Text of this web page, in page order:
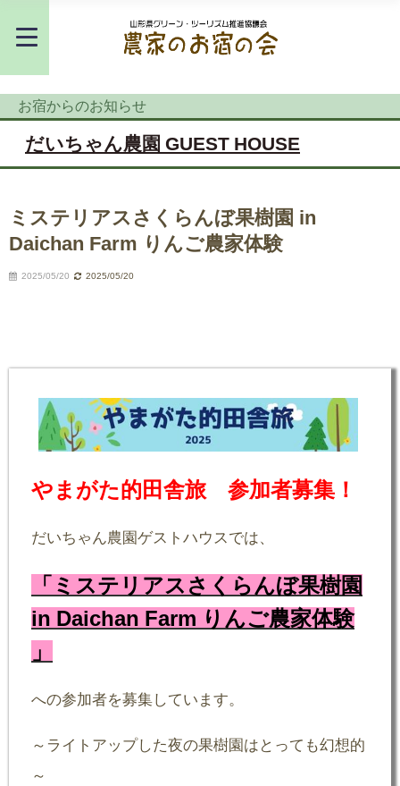
お宿からのお知らせ
だいちゃん農園 GUEST HOUSE
ミステリアスさくらんぼ果樹園 in
Daichan Farm りんご農家体験
2025/05/20 2025/05/20
やまがた的田舎旅 参加者募集！
だいちゃん農園ゲストハウスでは、
「ミステリアスさくらんぼ果樹園
in Daichan Farm りんご農家体験
」
への参加者を募集しています。
～ライトアップした夜の果樹園はとっても幻想的
～